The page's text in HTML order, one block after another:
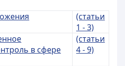
(статьи
1 - 3)
в сфере
(статьи
4 - 9)